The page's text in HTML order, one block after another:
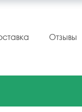
Отзывы